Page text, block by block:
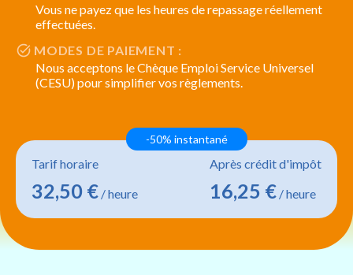
Vous ne payez que les heures de repassage réellement
effectuées.
MODES DE PAIEMENT :
Nous acceptons le Chèque Emploi Service Universel
(CESU) pour simplifier vos règlements.
Tarif horaire
32,50 € / heure
Après crédit d'impôt
16,25 € / heure
-50% instantané